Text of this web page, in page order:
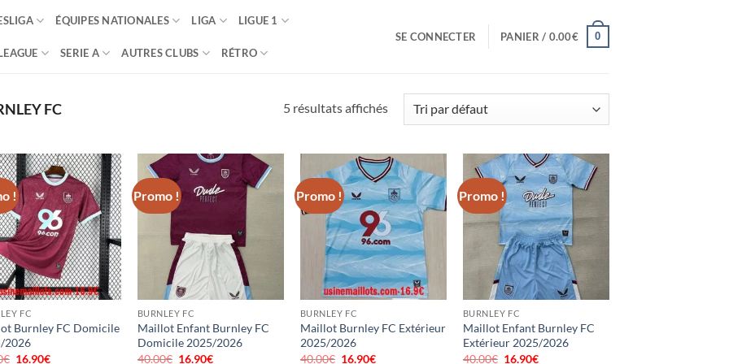
ÉQUIPES NATIONALES LIGA LIGUE 1
SERIE A AUTRES CLUBS RÉTRO
SE CONNECTER PANIER / 0.00€ 0
FC 5 résultats affichés
!
FC
Burnley FC Domicile
2026
€ Le
16.90€
Promo !
BURNLEY FC
Maillot Enfant Burnley FC
Domicile 2025/2026
40.00€ Le
16.90€
Promo !
BURNLEY FC
Maillot Burnley FC Extérieur
2025/2026
40.00€ Le
16.90€
Promo !
BURNLEY FC
Maillot Enfant Burnley FC
Extérieur 2025/2026
40.00€ Le
16.90€